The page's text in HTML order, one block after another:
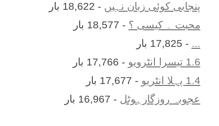
پنجابی کوئی زبان نہیں - 18,622 بار
محبت ۔ کیسی ؟ - 18,577 بار
... - 17,825 بار
1.6 تیسرا انٹرویو
- 17,766 بار
1.4 پہلا انٹریو
- 17,677 بار
عجوبہ روزگارہوٹل - 16,967 بار